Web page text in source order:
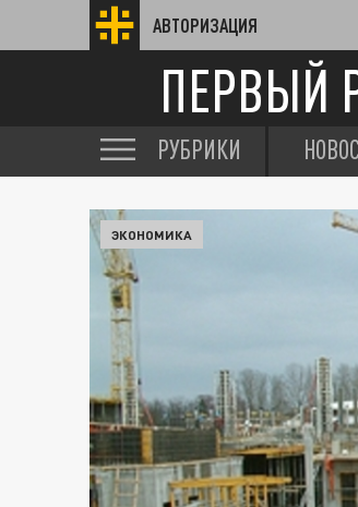
АВТОРИЗАЦИЯ
ПЕРВЫЙ
РУБРИКИ
ЭКОНОМИКА